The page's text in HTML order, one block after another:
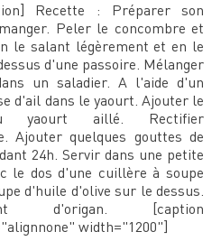
Recette : Préparer son
Peler le concombre et
le salant légèrement et en le
d'une passoire. Mélanger
un saladier. A l'aide d'un
d'ail dans le yaourt. Ajouter le
yaourt aillé. Rectifier
Ajouter quelques gouttes de
24h. Servir dans une petite
le dos d'une cuillère à soupe
d'huile d'olive sur le dessus.
d'origan. [caption
width="1200"]